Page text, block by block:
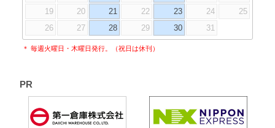
19
20 21 22 23 24
25
26
27 28 29 30 31
＊ 毎週火曜日・木曜日発行。（祝日は休刊）